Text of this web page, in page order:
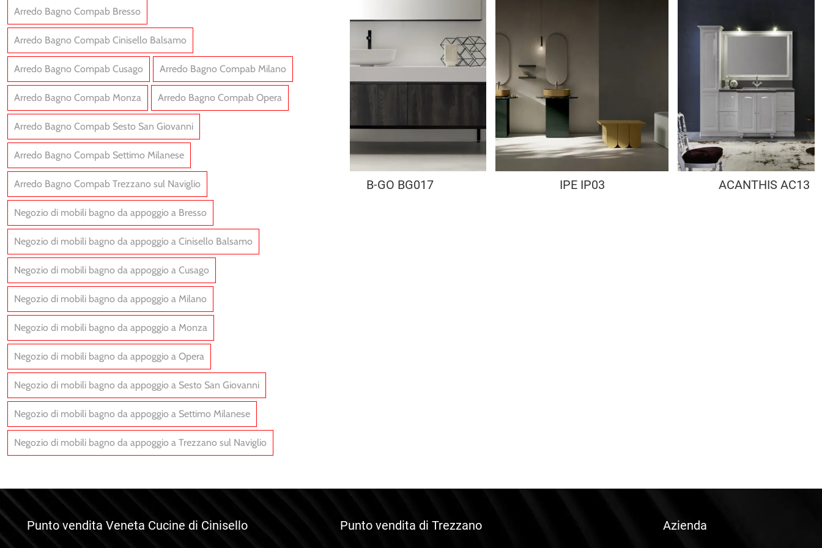
AC13 BIK BK11 B-GO BG017 IPE IP03 ACANTHIS AC13
Arredo Bagno Compab Bresso
Arredo Bagno Compab Cinisello Balsamo
Arredo Bagno Compab Cusago Arredo Bagno Compab Milano
Arredo Bagno Compab Monza Arredo Bagno Compab Opera
Arredo Bagno Compab Sesto San Giovanni
Arredo Bagno Compab Settimo Milanese
Arredo Bagno Compab Trezzano sul Naviglio
Negozio di mobili bagno da appoggio a Bresso
Negozio di mobili bagno da appoggio a Cinisello Balsamo
Negozio di mobili bagno da appoggio a Cusago
Negozio di mobili bagno da appoggio a Milano
Negozio di mobili bagno da appoggio a Monza
Negozio di mobili bagno da appoggio a Opera
Negozio di mobili bagno da appoggio a Sesto San Giovanni
Negozio di mobili bagno da appoggio a Settimo Milanese
Negozio di mobili bagno da appoggio a Trezzano sul Naviglio
Punto vendita Veneta Cucine di Cinisello Punto vendita di Trezzano Azienda